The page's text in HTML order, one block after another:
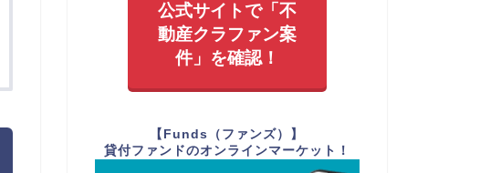
公式サイトで「不
動産クラファン案
件」を確認！
【Funds（ファンズ）】
貸付ファンドのオンラインマーケット！